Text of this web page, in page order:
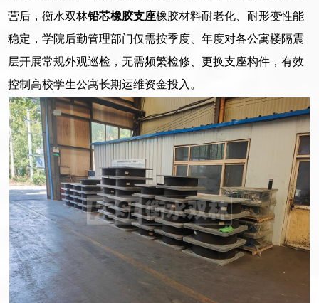
营后，衡水双林铅芯橡胶支座橡胶材料耐老化、耐形变性能
稳定，学院后勤管理部门仅需按季度、年度对各公寓楼隔震
层开展常规外观巡检，无需频繁检修、更换支座构件，有效
控制高校学生公寓长期运维资金投入。